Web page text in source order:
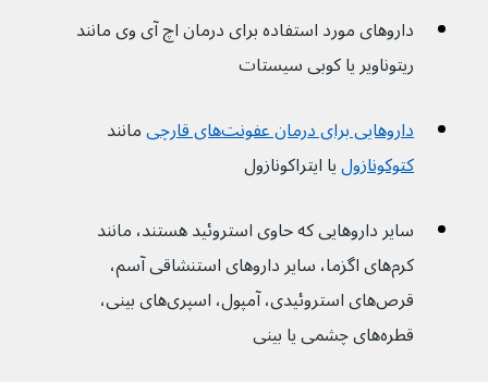
داروهای مورد استفاده برای درمان اچ آی وی مانند
ریتوناویر یا کوبی سیستات
داروهایی برای درمان عفونت‌های قارچی
مانند
کتوکونازول یا ایتراکونازول
سایر داروهایی که حاوی استروئید هستند، مانند
کرم‌های اگزما، سایر داروهای استنشاقی آسم،
قرص‌های استروئیدی، آمپول، اسپری‌های بینی،
قطره‌های چشمی یا بینی